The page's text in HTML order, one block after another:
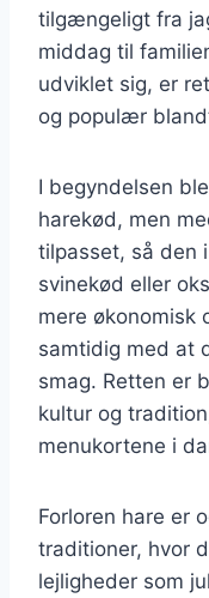
tilgængeligt fra
middag til
udviklet sig, er
og populær
I begyndelsen
harekød, men
tilpasset, så den
svinekød eller
mere økonomisk
samtidig med at
smag. Retten er
kultur og
menukortene i
Forloren hare er
traditioner, hvor
lejligheder som